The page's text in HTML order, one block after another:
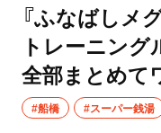
『ふなばしメ
トレーニング
全部まとめて
#船橋 #スーパー銭湯